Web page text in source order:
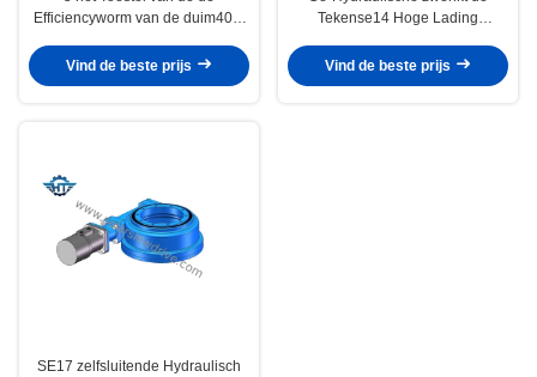
Efficiencyworm van de duim40%
met Hydraulische Motor voor
Vrachtwagen Opgezette Kraan
Vind de beste prijs
Tekense14 Hoge Lading
Toestelmotor wordt aangepast
Vind de beste prijs
SE17 zelfsluitende Hydraulisch